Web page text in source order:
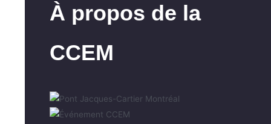
À propos de la
CCEM